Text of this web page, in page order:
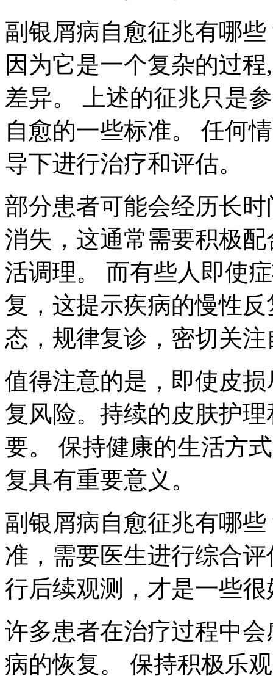
副银屑病自愈征兆有哪
因为它是一个复杂的过
差异。 上述的征兆只是
自愈的一些标准。 任何
导下进行治疗和评估。
部分患者可能会经历长
消失，这通常需要积极
活调理。 而有些人即使
复，这提示疾病的慢性
态，规律复诊，密切关
值得注意的是，即使皮
复风险。持续的皮肤护
要。 保持健康的生活方
复具有重要意义。
副银屑病自愈征兆有哪
准，需要医生进行综合
行后续观测，才是一些
许多患者在治疗过程中
病的恢复。 保持积极乐